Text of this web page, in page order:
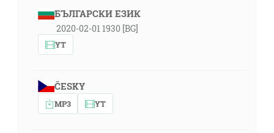
БЪЛГАРСКИ ЕЗИК
2020-02-01 1930 [BG]
YT
ČESKY
MP3 YT